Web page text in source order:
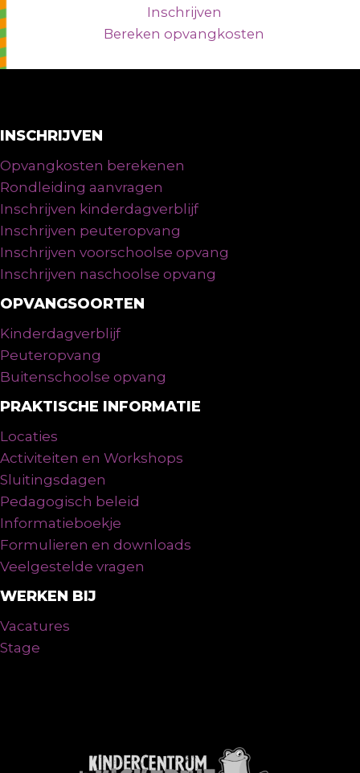
Inschrijven
Bereken opvangkosten
INSCHRIJVEN
Opvangkosten berekenen
Rondleiding aanvragen
Inschrijven kinderdagverblijf
Inschrijven peuteropvang
Inschrijven voorschoolse opvang
Inschrijven naschoolse opvang
OPVANGSOORTEN
Kinderdagverblijf
Peuteropvang
Buitenschoolse opvang
PRAKTISCHE INFORMATIE
Locaties
Activiteiten en Workshops
Sluitingsdagen
Pedagogisch beleid
Informatieboekje
Formulieren en downloads
Veelgestelde vragen
WERKEN BIJ
Vacatures
Stage